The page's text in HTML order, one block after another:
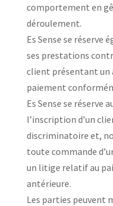
comportement en
déroulement.
Es Sense se réserve
ses prestations
client présentant un
paiement
Es Sense se réserve
l’inscription d’un
discriminatoire et,
toute commande
un litige relatif au
antérieure.
Les parties peuvent